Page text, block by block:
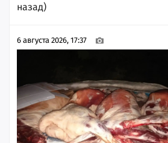
назад)
6 августа 2026, 17:37